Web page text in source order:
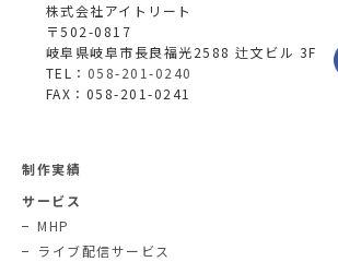
株式会社アイトリート
〒502-0817
岐阜県岐阜市長良福光2588 辻文ビル 3F
TEL： 058-201-0240
FAX：058-201-0241
制作実績
サービス
MHP
ライブ配信サービス